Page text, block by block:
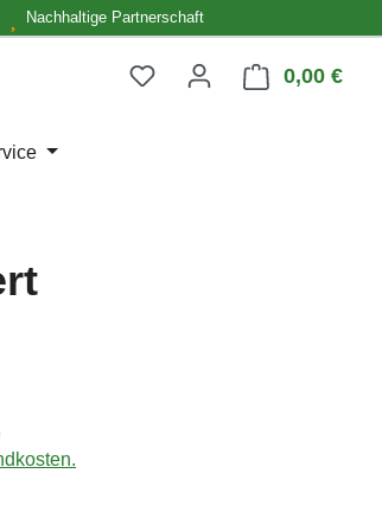
Nachhaltige Partnerschaft
0,00 €